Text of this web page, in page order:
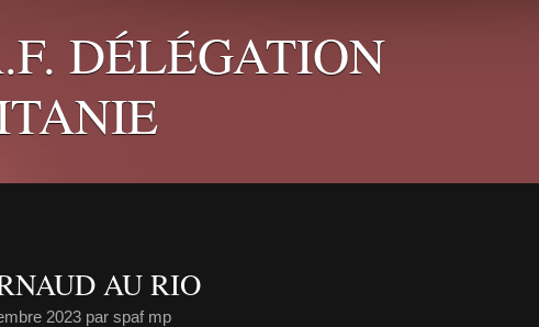
DÉLÉGATION
AU RIO
2023 par spaf mp